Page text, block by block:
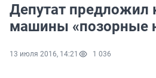
Депутат предложил
машины «позорные
13 июля 2016, 14:21 1 036